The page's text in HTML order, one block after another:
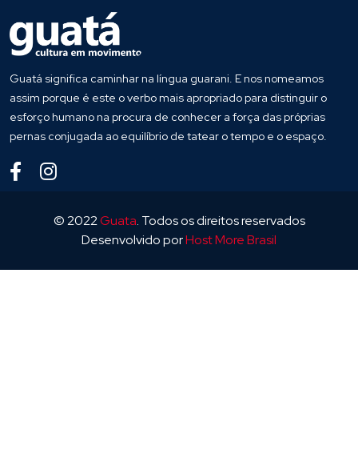
Guatá significa caminhar na língua guarani. E nos nomeamos
assim porque é este o verbo mais apropriado para distinguir o
esforço humano na procura de conhecer a força das próprias
pernas conjugada ao equilíbrio de tatear o tempo e o espaço.
© 2022Guata. Todos os direitos reservados
Desenvolvido porHost More Brasil